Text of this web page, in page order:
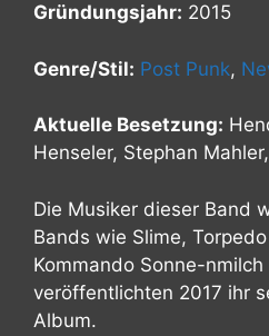
Gründungsjahr: 2015
Genre/Stil: Post Punk,
Aktuelle Besetzung:
Henseler, Stephan
Die Musiker dieser Band
Bands wie Slime,
Kommando Sonne-
veröffentlichten 2017 ihr
Album.